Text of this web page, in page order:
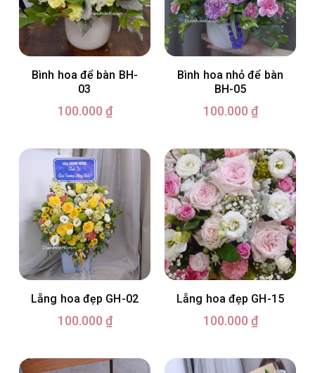
Bình hoa để bàn BH-
03
100.000 ₫
Bình hoa nhỏ để bàn
BH-05
100.000 ₫
Lẵng hoa đẹp GH-02
100.000 ₫
Lẵng hoa đẹp GH-15
100.000 ₫